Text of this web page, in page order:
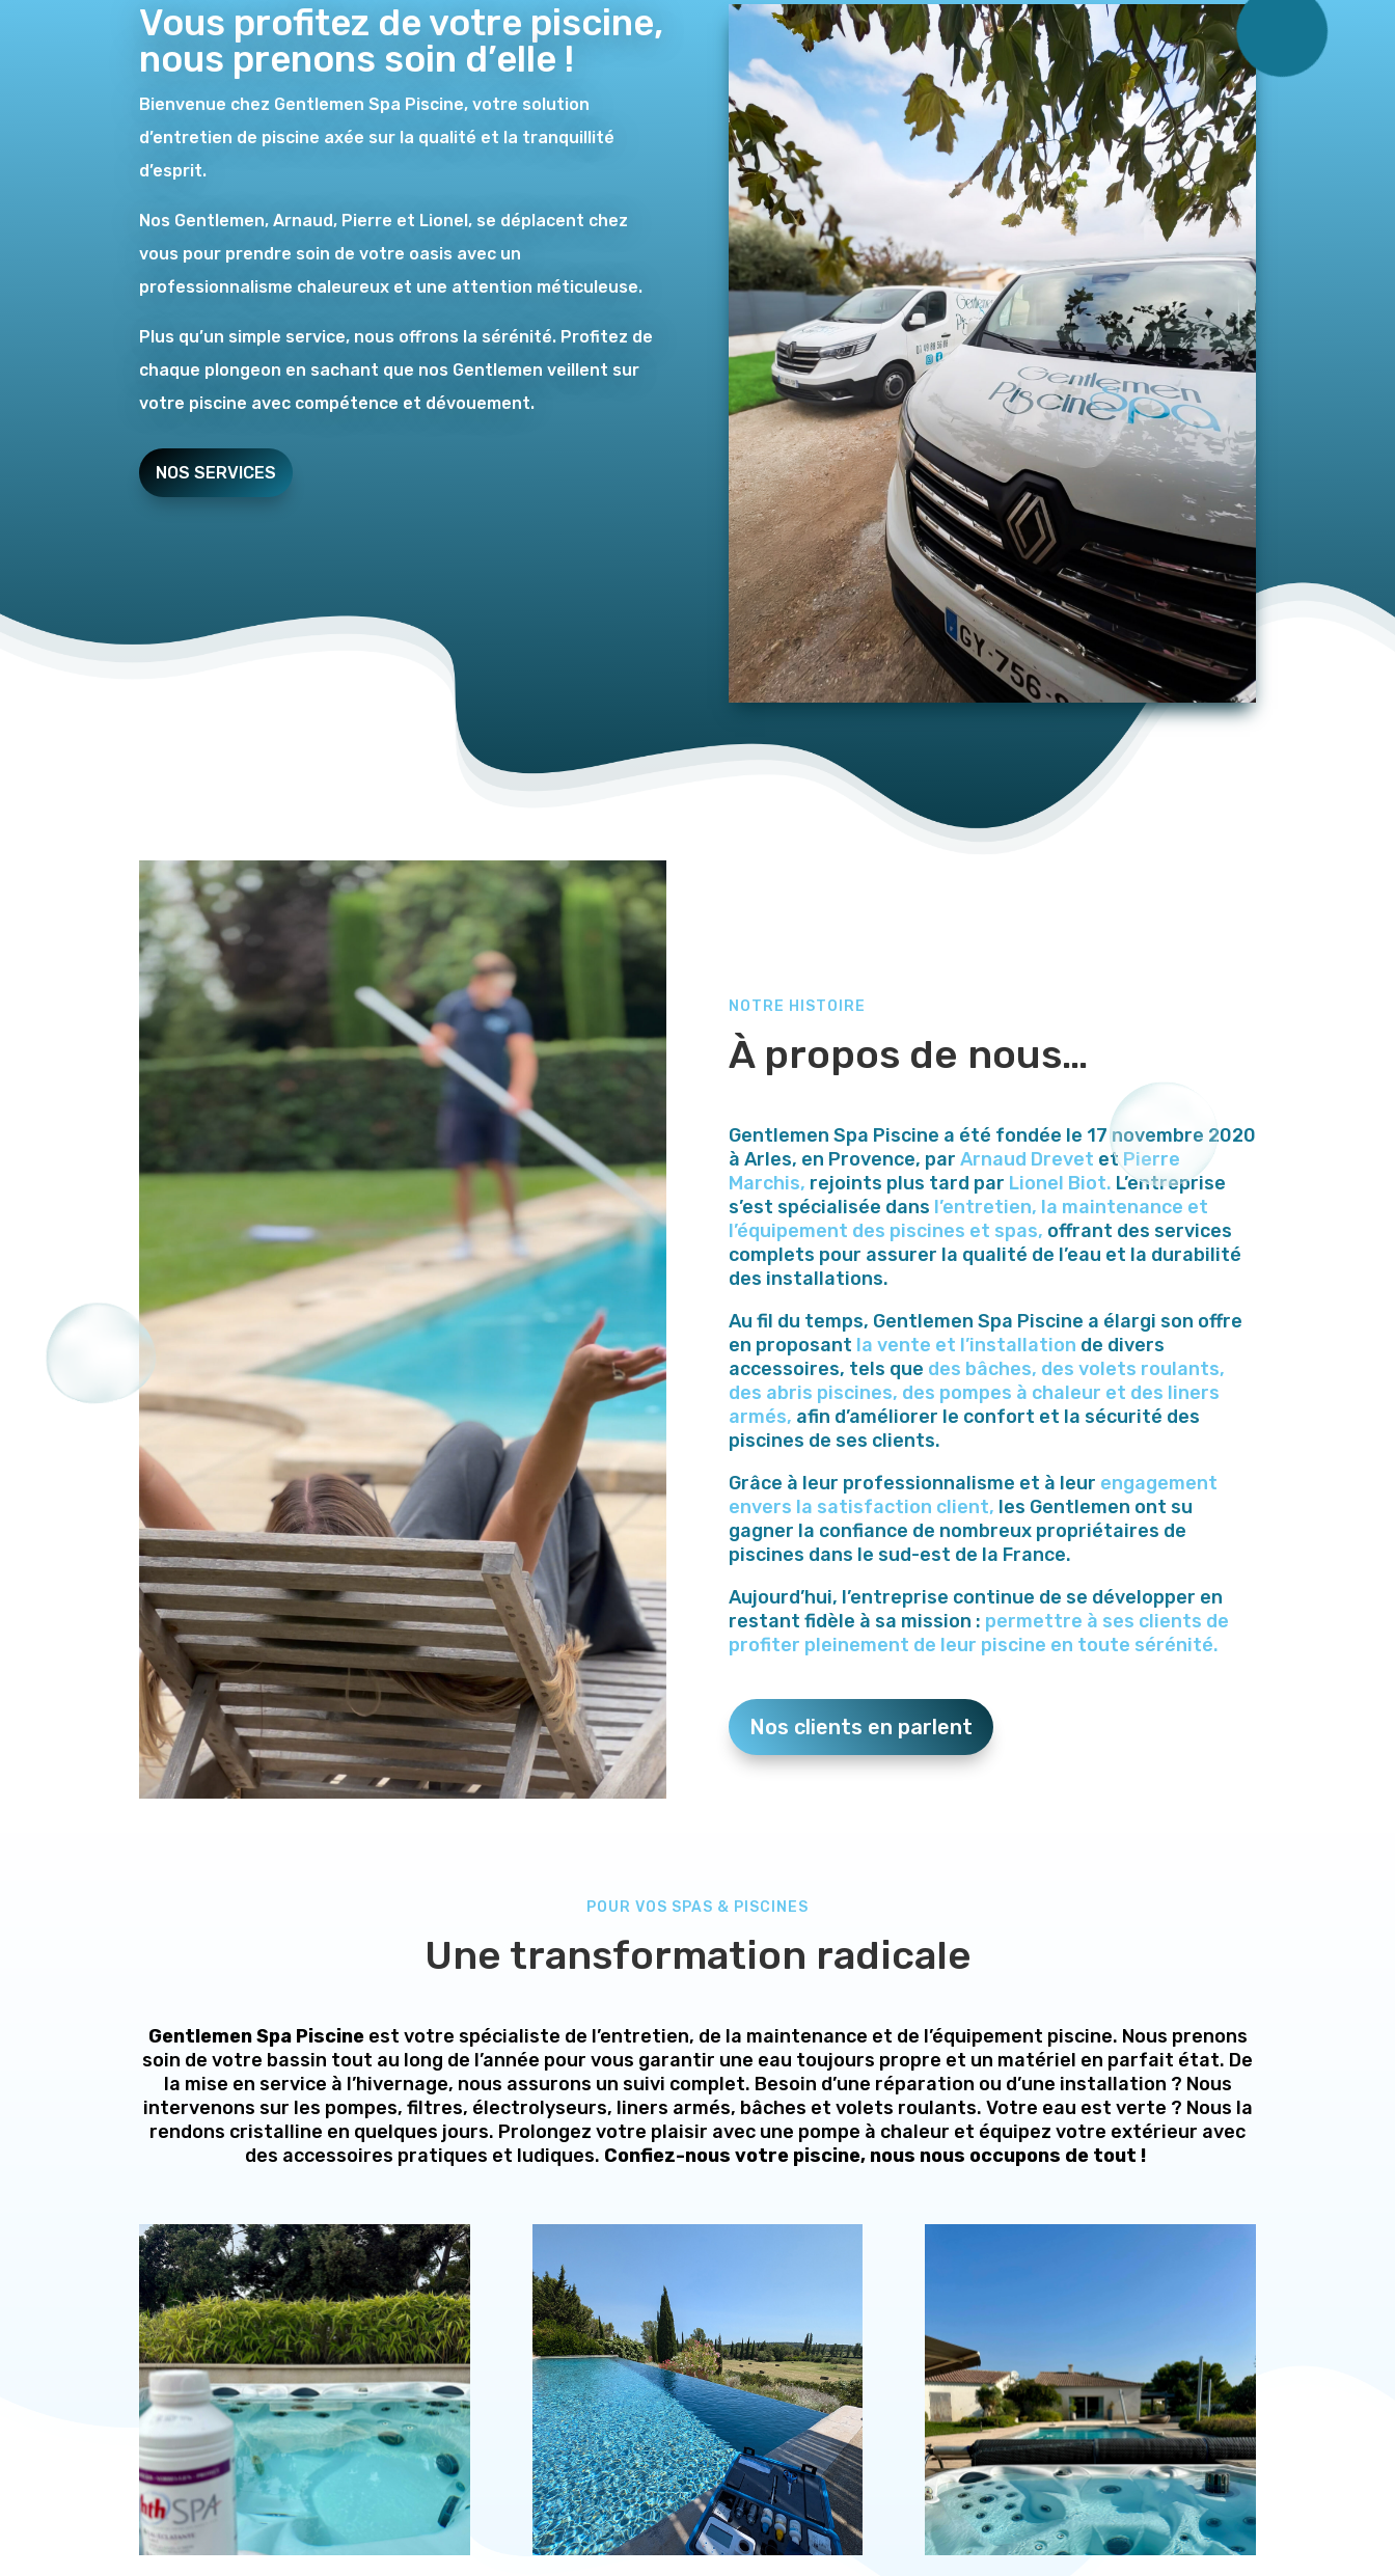
Vous profitez de votre piscine,
nous prenons soin d’elle !
Bienvenue chez Gentlemen Spa Piscine, votre solution
d’entretien de piscine axée sur la qualité et la tranquillité
d’esprit.
Nos Gentlemen, Arnaud, Pierre et Lionel, se déplacent chez
vous pour prendre soin de votre oasis avec un
professionnalisme chaleureux et une attention méticuleuse.
Plus qu’un simple service, nous offrons la sérénité. Profitez de
chaque plongeon en sachant que nos Gentlemen veillent sur
votre piscine avec compétence et dévouement.
NOS SERVICES
NOTRE HISTOIRE
À propos de nous…
Gentlemen Spa Piscine a été fondée le 17 novembre 2020
à Arles, en Provence, par Arnaud Drevet etPierre
Marchis, rejoints plus tard par Lionel Biot. L’entreprise
s’est spécialisée dans l’entretien, la maintenance et
l’équipement des piscines et spas, offrant des services
complets pour assurer la qualité de l’eau et la durabilité
des installations.
Au fil du temps, Gentlemen Spa Piscine a élargi son offre
en proposant la vente et l’installation de divers
accessoires, tels que des bâches, des volets roulants,
des abris piscines, des pompes à chaleur et des liners
armés, afin d’améliorer le confort et la sécurité des
piscines de ses clients.
Grâce à leur professionnalisme et à leur engagement
envers la satisfaction client, les Gentlemen ont su
gagner la confiance de nombreux propriétaires de
piscines dans le sud-est de la France.
Aujourd’hui, l’entreprise continue de se développer en
restant fidèle à sa mission : permettre à ses clients de
profiter pleinement de leur piscine en toute sérénité.
Nos clients en parlent
POUR VOS SPAS & PISCINES
Une transformation radicale
Gentlemen Spa Piscineest votre spécialiste de l’entretien, de la maintenance et de l’équipement piscine. Nous prenons
soin de votre bassin tout au long de l’année pour vous garantir une eau toujours propre et un matériel en parfait état. De
la mise en service à l’hivernage, nous assurons un suivi complet. Besoin d’une réparation ou d’une installation ? Nous
intervenons sur les pompes, filtres, électrolyseurs, liners armés, bâches et volets roulants. Votre eau est verte ? Nous la
rendons cristalline en quelques jours. Prolongez votre plaisir avec une pompe à chaleur et équipez votre extérieur avec
des accessoires pratiques et ludiques. Confiez-nous votre piscine, nous nous occupons de tout !